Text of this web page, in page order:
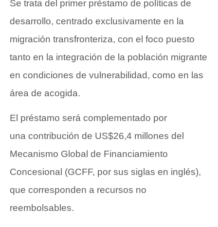
Se trata del primer préstamo de políticas de
desarrollo, centrado exclusivamente en la
migración transfronteriza, con el foco puesto
tanto en la integración de la población migrante
en condiciones de vulnerabilidad, como en las
área de acogida.
El préstamo será complementado por
una contribución de US$26,4 millones del
Mecanismo Global de Financiamiento
Concesional (GCFF, por sus siglas en inglés),
que corresponden a recursos no
reembolsables.